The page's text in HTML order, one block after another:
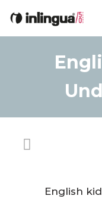
English